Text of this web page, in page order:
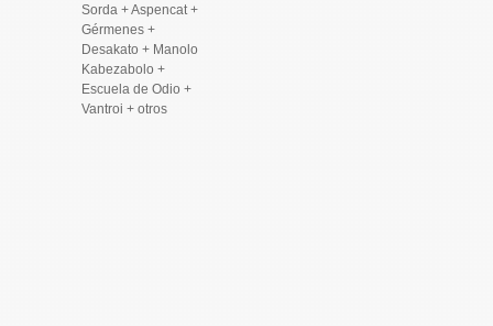
Sorda + Aspencat +
Gérmenes +
Desakato + Manolo
Kabezabolo +
Escuela de Odio +
Vantroi + otros